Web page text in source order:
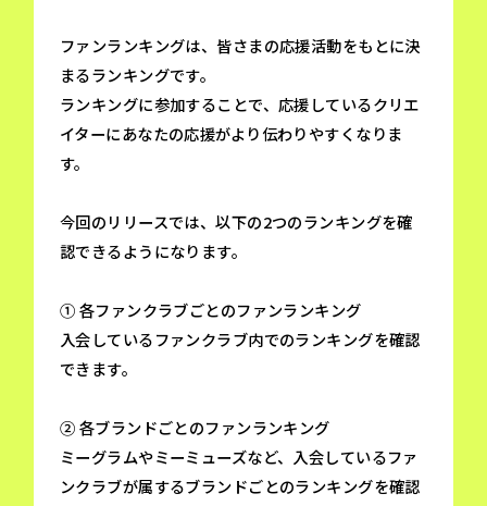
ファンランキングは、皆さまの応援活動をもとに決
まるランキングです。
ランキングに参加することで、応援しているクリエ
イターにあなたの応援がより伝わりやすくなりま
す。
今回のリリースでは、以下の2つのランキングを確
認できるようになります。
① 各ファンクラブごとのファンランキング
入会しているファンクラブ内でのランキングを確認
できます。
② 各ブランドごとのファンランキング
ミーグラムやミーミューズなど、入会しているファ
ンクラブが属するブランドごとのランキングを確認